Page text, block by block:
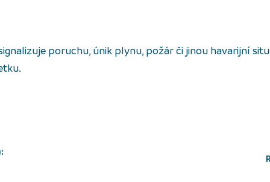
poruchu, únik plynu, požár či jinou havarijní